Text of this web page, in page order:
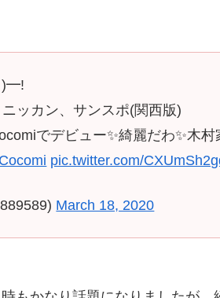
)━!
ッカン、サンスポ(関西版)
でデビュー✨綺麗だわ✨木村
pic.twitter.com/
March 18, 2020